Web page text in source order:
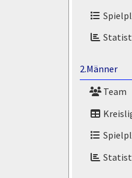
2.Männer
Team